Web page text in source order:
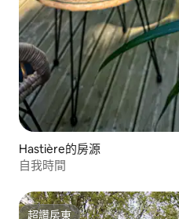
Hastière的房源
自我時間
超讚房東